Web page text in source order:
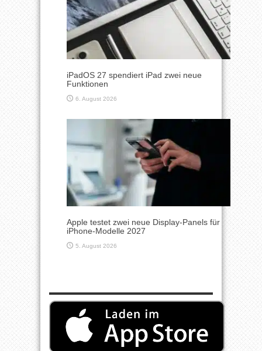
iPadOS 27 spendiert iPad zwei neue
Funktionen
6. August 2026
Apple testet zwei neue Display-Panels für
iPhone-Modelle 2027
5. August 2026